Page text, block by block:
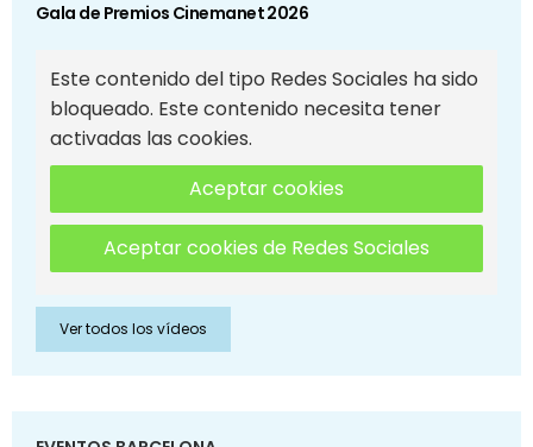
Gala de Premios Cinemanet 2026
Este contenido del tipo Redes Sociales ha sido
bloqueado. Este contenido necesita tener
activadas las cookies.
Aceptar cookies
Aceptar cookies de Redes Sociales
Ver todos los vídeos